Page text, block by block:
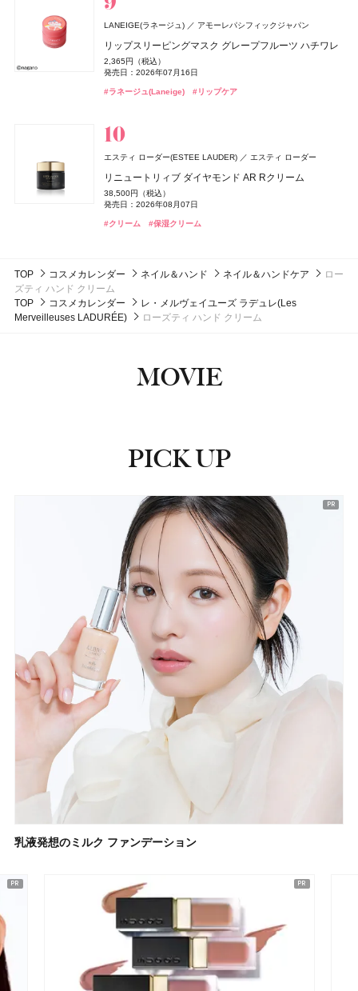
LANEIGE(ラネージュ) アモーレパシフィックジャパン
リップスリーピングマスク グレープフルーツ ハチワレ
2,365円（税込）
発売日：2026年07月16日
#ラネージュ(Laneige) #リップケア
エスティ ローダー(ESTEE LAUDER) エスティ ローダー
リニュートリィブ ダイヤモンド AR Rクリーム
38,500円（税込）
発売日：2026年08月07日
#クリーム #保湿クリーム
NARS JAPAN
ライトリフレクティング ファンデーション
7,150円（税込）
発売日：2024年07月12日
エレガンス コスメティックス
ラスターモイスト ヴェール
8,800円（税込）
発売日：2026年09月18日
ディオール(DIOR)
ディオール アディクト クチュール リップスティック ケ
ース
5,500円（税込）
発売日：2026年08月14日
#リップ #リップスティック
NARS NARS JAPAN
インセイシャブル リキッドブラッシュ
5,390円（税込）
発売日：2026年08月05日
#ナーズ(NARS) #チーク
CHANEL(シャネル) CHANEL
ヴェルニ
5,280円（税込）
発売日：2026年02月27日
デュカート シャンティ
ネイルオイルセラム アロマ
1,100円（税込）
発売日：2025年10月10日
レイフズ(Lāfe’ｓ)
ホールボディ フレッシュスプレー
2,200円（税込）
発売日：2026年07月15日
#プチプラ #ボディケア
ロクシタン(L'OCCITANE)
ラヴァンド パフュームド シャワージェル
3,960円（税込）
発売日：2026年07月01日
#ロクシタン(L'OCCITANE)
#ジルスチュアート(JILL STUART)
ReFa(リファ) MTG
ReFa AURA (MODERN color)
#リファ(ReFa)
アルジェラン カラーズ
メロウリペア オーガニック シャンプー
#アルジェラン(ARGELAN) #シャンプー
ト
1,760円（税込）
発売日：2026年10月23日
#ミスト #ヘアミスト
ディオール(DIOR) パルファン・クリスチャン・ディオール
ミス ディオール ブルーミング ブーケ ローラー パール
6,930円（税込）
発売日：2026年07月03日
#フレグランス #香水
エトヴォス(ETVOS)
2026 ホリデーコフレ
9,900円（税込）
発売日：2026年11月04日
#エトヴォス(Etvos) #クリスマスコフレ
athletia(アスレティア)
スキンケア ホリデーキット 2026
14,850円（税込）
発売日：2026年11月20日
#アスレティア（athletia）
Keeps(キープス)
Keeps クッション for beauty
14,300円（税込）
毎日美活
コラーゲン プラス＜ゼリー＞
5,400円（税抜）
ぐーぴたっ グミ
発売日：2010年08月02日
whomee(フーミー) 株式会社WinC
キラ ベース オイル
3,850円（税込）
発売日：2026年10月01日
#フーミー(WHOMEE) #オイル
コスメデコルテ コーセー
ルージュデコルテ クリームサテン
5,500円（税込）
発売日：2026年07月16日
#コスメデコルテ(DECORTÉ)
ブラック シダーウッド & ジュニパー シェービング クリ
ーム
9,460円（税込）
発売日：2026年04月24日
#ジョーマローンロンドン(JO MALONE LONDON)
DISM(ディズム) アンファー
EMS EER メディスキンケアデバイス
35,200円（税込）
発売日：2024年10月23日
#美顔器 #美容家電
whomee(フーミー) 株式会社WinC
キラ ベース オイル
3,850円（税込）
発売日：2026年10月01日
#フーミー(WHOMEE) #オイル
コスメデコルテ コーセー
ルージュデコルテ クリームサテン
5,500円（税込）
発売日：2026年07月16日
#コスメデコルテ(DECORTÉ)
TOP コスメカレンダー ネイル＆ハンド ネイル＆ハンドケア
ロー
ズティ ハンド クリーム
TOP
コスメカレンダー
レ・メルヴェイユーズ ラデュレ(Les
Merveilleuses LADURÉE)
ローズティ ハンド クリーム
MOVIE
PICK UP
乳液発想のミルク ファンデーション